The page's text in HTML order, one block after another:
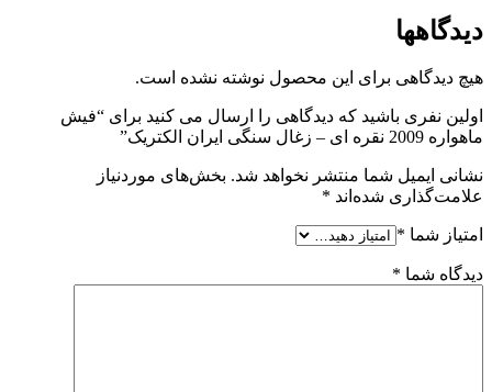
دیدگاهها
هیچ دیدگاهی برای این محصول نوشته نشده است.
اولین نفری باشید که دیدگاهی را ارسال می کنید برای “فیش
ماهواره 2009 نقره ای – زغال سنگی ایران الکتریک”
نشانی ایمیل شما منتشر نخواهد شد. بخش‌های موردنیاز
علامت‌گذاری شده‌اند *
امتیاز شما *
دیدگاه شما *